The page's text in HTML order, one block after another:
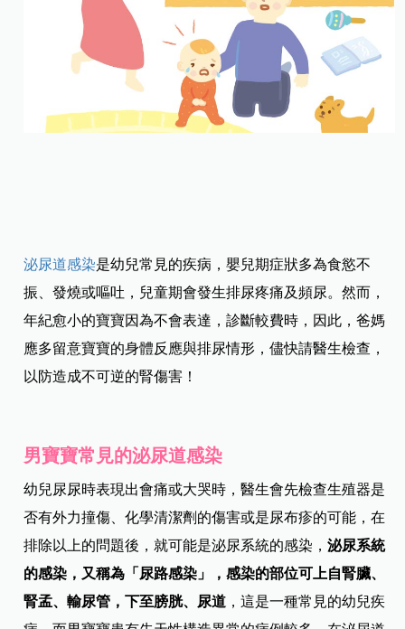
泌尿道感染是幼兒常見的疾病，嬰兒期症狀多為食慾不
振、發燒或嘔吐，兒童期會發生排尿疼痛及頻尿。然而，
年紀愈小的寶寶因為不會表達，診斷較費時，因此，爸媽
應多留意寶寶的身體反應與排尿情形，儘快請醫生檢查，
以防造成不可逆的腎傷害！
男寶寶常見的泌尿道感染
幼兒尿尿時表現出會痛或大哭時，醫生會先檢查生殖器是
否有外力撞傷、化學清潔劑的傷害或是尿布疹的可能，在
排除以上的問題後，就可能是泌尿系統的感染，泌尿系統
的感染，又稱為「尿路感染」，感染的部位可上自腎臟、
腎孟、輸尿管，下至膀胱、尿道 ，這是一種常見的幼兒疾